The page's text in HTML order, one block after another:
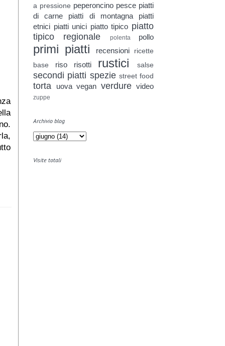
a pressione peperoncino pesce piatti
di carne
piatti di montagna
piatti
etnici piatti unici piatto tipico piatto
tipico regionale
polenta pollo
primi piatti recensioni
ricette
base
riso risotti rustici salse
secondi piatti spezie street food
torta uova vegan verdure video
zuppe
Archivio blog
Visite totali